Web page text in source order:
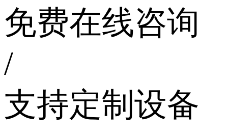
免费在线咨询
/
支持定制设备